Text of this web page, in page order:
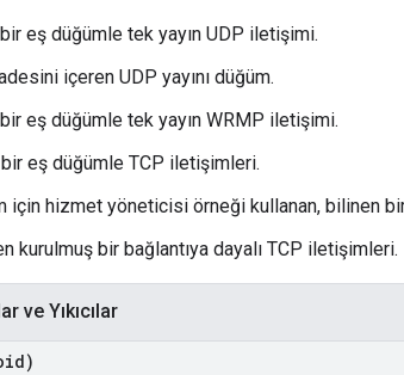
eş düğümle tek yayın UDP iletişimi.
içeren UDP yayını düğüm.
eş düğümle tek yayın WRMP iletişimi.
eş düğümle TCP iletişimleri.
için hizmet yöneticisi örneği kullanan, bilinen
kurulmuş bir bağlantıya dayalı TCP iletişimleri.
ve Yıkıcılar